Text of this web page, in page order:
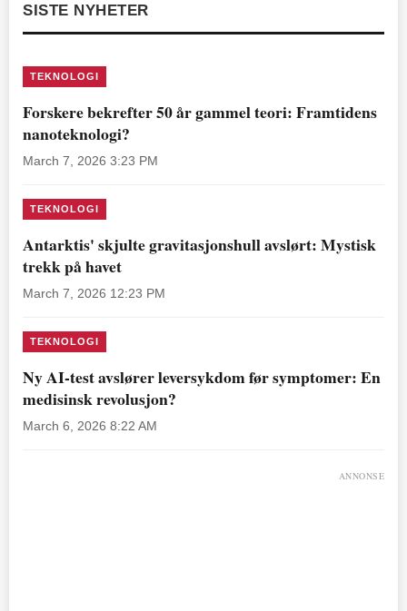
SISTE NYHETER
TEKNOLOGI
Forskere bekrefter 50 år gammel teori: Framtidens
nanoteknologi?
March 7, 2026 3:23 PM
TEKNOLOGI
Antarktis' skjulte gravitasjonshull avslørt: Mystisk
trekk på havet
March 7, 2026 12:23 PM
TEKNOLOGI
Ny AI-test avslører leversykdom før symptomer: En
medisinsk revolusjon?
March 6, 2026 8:22 AM
ANNONSE